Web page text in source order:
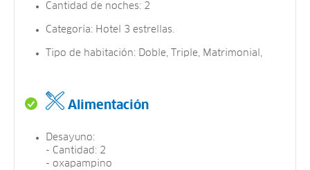
Cantidad de noches: 2
Categoría: Hotel 3 estrellas.
Tipo de habitación: Doble, Triple, Matrimonial,
Alimentación
Desayuno:
- Cantidad: 2
- oxapampino